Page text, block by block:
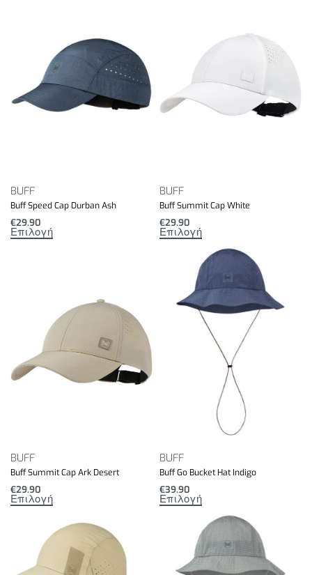
BUFF
Buff Speed Cap Durban Ash
€29.90
Επιλογή
BUFF
Buff Summit Cap White
€29.90
Επιλογή
BUFF
Buff Summit Cap Ark Desert
€29.90
Επιλογή
BUFF
Buff Go Bucket Hat Indigo
€39.90
Επιλογή